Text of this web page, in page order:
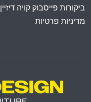
ביקורות פייסבוק קויה דיזיין
מדיניות פרטיות